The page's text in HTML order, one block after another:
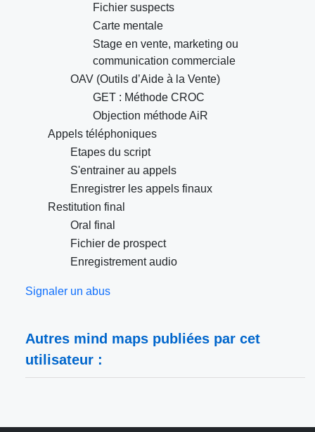
Fichier suspects
Carte mentale
Stage en vente, marketing ou
communication commerciale
OAV (Outils d’Aide à la Vente)
GET : Méthode CROC
Objection méthode AiR
Appels téléphoniques
Etapes du script
S'entrainer au appels
Enregistrer les appels finaux
Restitution final
Oral final
Fichier de prospect
Enregistrement audio
Signaler un abus
Autres mind maps publiées par cet
utilisateur :